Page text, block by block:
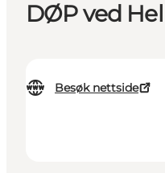
DØP ved
Besøk nettside